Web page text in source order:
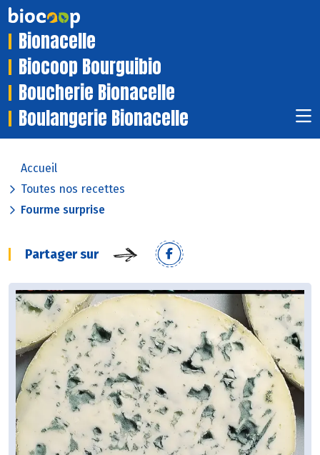
Bionacelle
Biocoop Bourguibio
Boucherie Bionacelle
Boulangerie Bionacelle
Accueil
Toutes nos recettes
Fourme surprise
Partager sur